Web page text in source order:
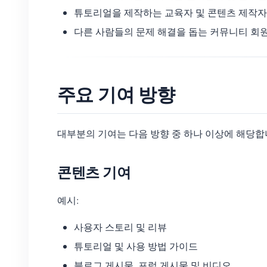
튜토리얼을 제작하는 교육자 및 콘텐츠 제작자
다른 사람들의 문제 해결을 돕는 커뮤니티 회
주요 기여 방향
대부분의 기여는 다음 방향 중 하나 이상에 해당합
콘텐츠 기여
예시:
사용자 스토리 및 리뷰
튜토리얼 및 사용 방법 가이드